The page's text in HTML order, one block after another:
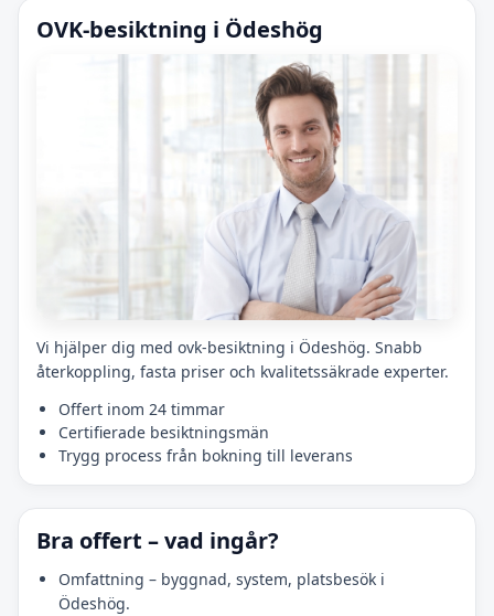
OVK-besiktning i Ödeshög
Vi hjälper dig med ovk-besiktning i Ödeshög. Snabb
återkoppling, fasta priser och kvalitetssäkrade experter.
Offert inom 24 timmar
Certifierade besiktningsmän
Trygg process från bokning till leverans
Bra offert – vad ingår?
Omfattning – byggnad, system, platsbesök i
Ödeshög.